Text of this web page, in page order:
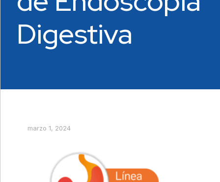
Digestiva
marzo 1, 2024